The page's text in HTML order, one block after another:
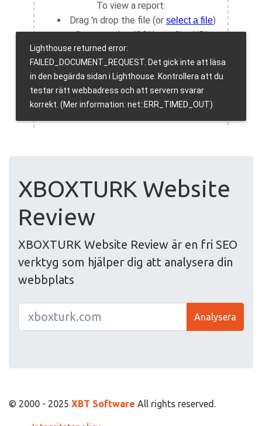
XBOXTURK Website
Review
XBOXTURK Website Review är en fri SEO
verktyg som hjälper dig att analysera din
webbplats
Analysera
© 2000 - 2025 XBT Software All rights reserved.